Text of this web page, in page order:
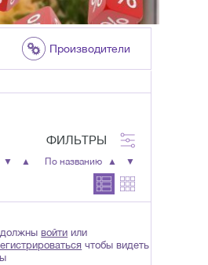
Производители
ФИЛЬТРЫ
▼ ▲ По названию ▲
▼
войти или
чтобы видеть